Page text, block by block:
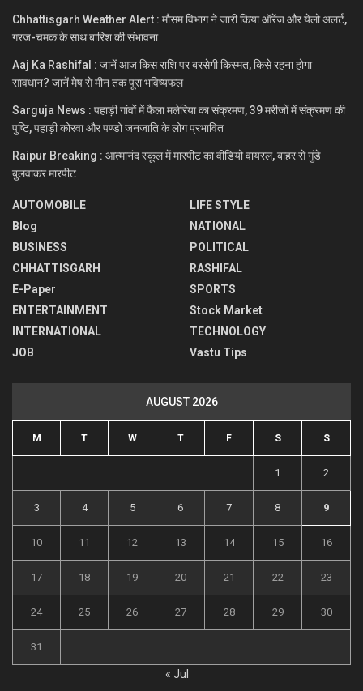
Chhattisgarh Weather Alert : मौसम विभाग ने जारी किया ऑरेंज और येलो अलर्ट,
गरज-चमक के साथ बारिश की संभावना
Aaj Ka Rashifal : जानें आज किस राशि पर बरसेगी किस्मत, किसे रहना होगा
सावधान? जानें मेष से मीन तक पूरा भविष्यफल
Sarguja News : पहाड़ी गांवों में फैला मलेरिया का संक्रमण, 39 मरीजों में संक्रमण की
पुष्टि, पहाड़ी कोरवा और पण्डो जनजाति के लोग प्रभावित
Raipur Breaking : आत्मानंद स्कूल में मारपीट का वीडियो वायरल, बाहर से गुंडे
बुलवाकर मारपीट
AUTOMOBILE
Blog
BUSINESS
CHHATTISGARH
E-Paper
ENTERTAINMENT
INTERNATIONAL
JOB
LIFE STYLE
NATIONAL
POLITICAL
RASHIFAL
SPORTS
Stock Market
TECHNOLOGY
Vastu Tips
AUGUST 2026
M T W T F S S
1 2
3 4 5 6 7 8 9
10 11 12 13 14 15 16
17 18 19 20 21 22 23
24 25 26 27 28 29 30
31
« Jul